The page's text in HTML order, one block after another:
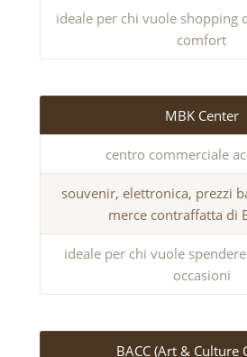
ideale per chi vuole shopping
comfort
MBK Center
centro commerciale
souvenir, elettronica, prezzi
merce contraffatta di
ideale per chi vuole
occasioni
BACC (Art & Culture